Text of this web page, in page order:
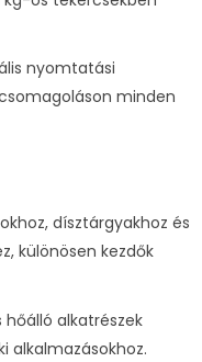
nyomtatási
minden
dísztárgyakhoz és
különösen kezdők
hőálló alkatrészek
alkalmazásokhoz.